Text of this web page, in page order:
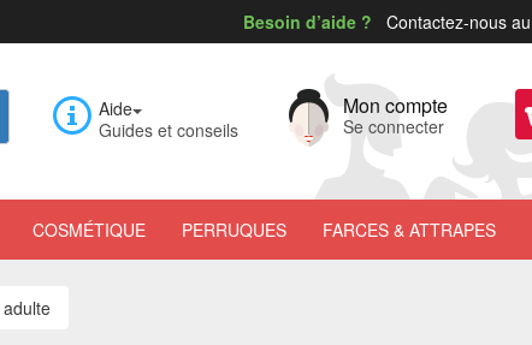
Besoin d’aide ? Contactez-nous au
Aide
Guides et conseils
Mon compte
Se connecter
COSMÉTIQUE PERRUQUES FARCES & ATTRAPES